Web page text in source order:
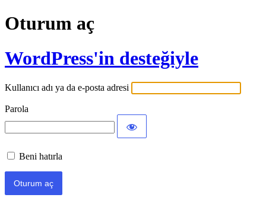
Oturum aç
WordPress'in desteğiyle
Kullanıcı adı ya da e-posta adresi
Parola
Beni hatırla